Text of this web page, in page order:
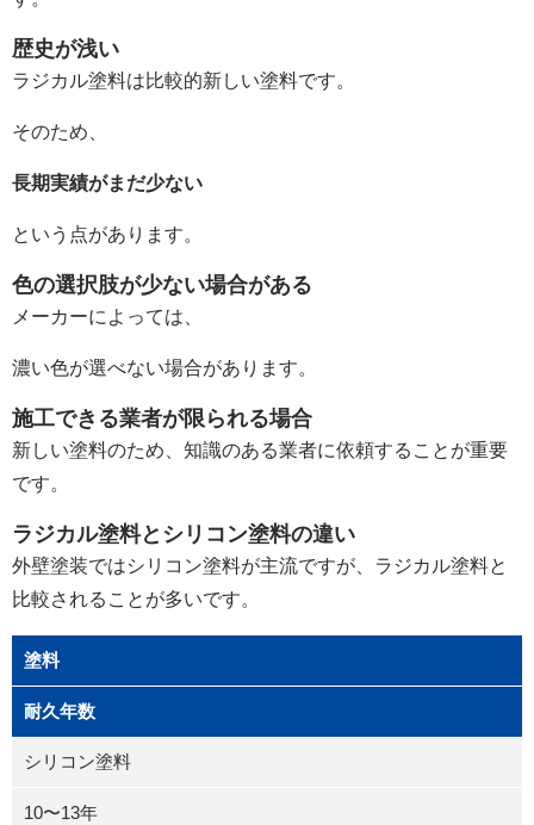
歴史が浅い
ラジカル塗料は比較的新しい塗料です。
そのため、
長期実績がまだ少ない
という点があります。
色の選択肢が少ない場合がある
メーカーによっては、
濃い色が選べない場合があります。
施工できる業者が限られる場合
新しい塗料のため、知識のある業者に依頼することが重要
です。
ラジカル塗料とシリコン塗料の違い
外壁塗装ではシリコン塗料が主流ですが、ラジカル塗料と
比較されることが多いです。
塗料
耐久年数
シリコン塗料
10〜13年